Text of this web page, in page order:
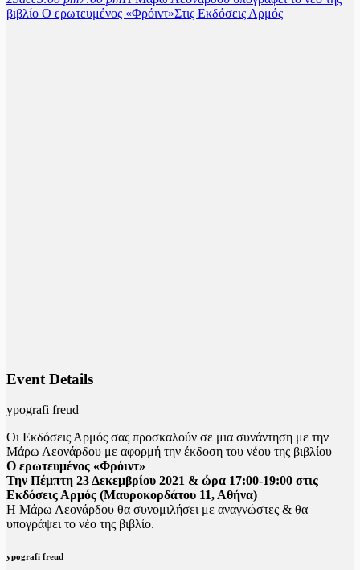
βιβλίο Ο ερωτευμένος «Φρόιντ»Στις Εκδόσεις Αρμός
Event Details
ypografi freud
Οι Εκδόσεις Αρμός σας προσκαλούν σε μια συνάντηση με την
Μάρω Λεονάρδου με αφορμή την έκδοση του νέου της βιβλίου
Ο ερωτευμένος «Φρόιντ»
Την Πέμπτη 23 Δεκεμβρίου 2021 & ώρα 17:00-19:00 στις
Εκδόσεις Αρμός (Μαυροκορδάτου 11, Αθήνα)
Η Μάρω Λεονάρδου θα συνομιλήσει με αναγνώστες & θα
υπογράψει το νέο της βιβλίο.
ypografi freud